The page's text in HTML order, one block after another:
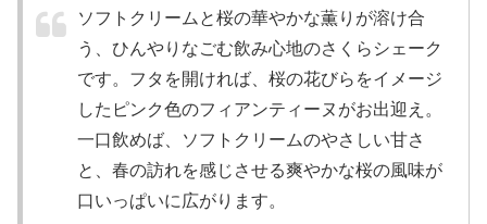
ソフトクリームと桜の華やかな薫りが溶け合
う、ひんやりなごむ飲み心地のさくらシェーク
です。フタを開ければ、桜の花びらをイメージ
したピンク色のフィアンティーヌがお出迎え。
一口飲めば、ソフトクリームのやさしい甘さ
と、春の訪れを感じさせる爽やかな桜の風味が
口いっぱいに広がります。